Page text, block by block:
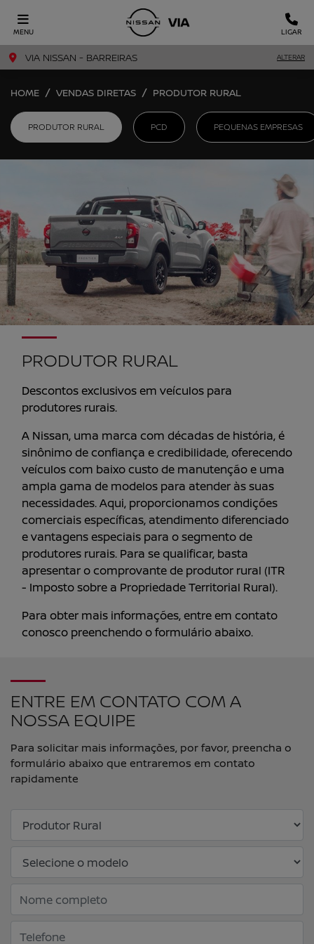
MENU LIGAR
VIA NISSAN - BARREIRAS ALTERAR
HOME VENDAS DIRETAS PRODUTOR RURAL
PCD PEQUENAS EMPRESAS
PRODUTOR RURAL
PRODUTOR RURAL
Descontos exclusivos em veículos para
produtores rurais.
A Nissan, uma marca com décadas de história, é
sinônimo de confiança e credibilidade, oferecendo
veículos com baixo custo de manutenção e uma
ampla gama de modelos para atender às suas
necessidades. Aqui, proporcionamos condições
comerciais específicas, atendimento diferenciado
e vantagens especiais para o segmento de
produtores rurais. Para se qualificar, basta
apresentar o comprovante de produtor rural (ITR
- Imposto sobre a Propriedade Territorial Rural).
Para obter mais informações, entre em contato
conosco preenchendo o formulário abaixo.
ENTRE EM CONTATO COM A
NOSSA EQUIPE
Para solicitar mais informações, por favor, preencha o
formulário abaixo que entraremos em contato
rapidamente